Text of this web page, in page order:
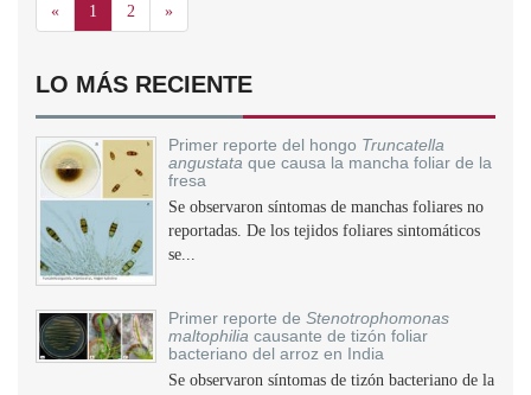
«Anterior
1 2 »Siguiente
LO MÁS RECIENTE
Primer reporte del hongo Truncatella
angustata que causa la mancha foliar de la
fresa
Se observaron síntomas de manchas foliares no
reportadas. De los tejidos foliares sintomáticos
se...
Primer reporte de Stenotrophomonas
maltophilia causante de tizón foliar
bacteriano del arroz en India
Se observaron síntomas de tizón bacteriano de la